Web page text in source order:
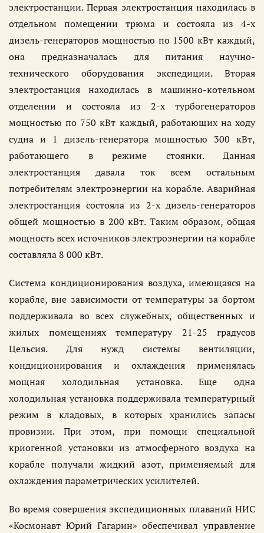
электростанции. Первая электростанция находилась в
отдельном помещении трюма и состояла из 4-х
дизель-генераторов мощностью по 1500 кВт каждый,
она предназначалась для питания научно-
технического оборудования экспедиции. Вторая
электростанция находилась в машинно-котельном
отделении и состояла из 2-х турбогенераторов
мощностью по 750 кВт каждый, работающих на ходу
судна и 1 дизель-генератора мощностью 300 кВт,
работающего в режиме стоянки. Данная
электростанция давала ток всем остальным
потребителям электроэнергии на корабле. Аварийная
электростанция состояла из 2-х дизель-генераторов
общей мощностью в 200 кВт. Таким образом, общая
мощность всех источников электроэнергии на корабле
составляла 8 000 кВт.
Система кондиционирования воздуха, имеющаяся на
корабле, вне зависимости от температуры за бортом
поддерживала во всех служебных, общественных и
жилых помещениях температуру 21-25 градусов
Цельсия. Для нужд системы вентиляции,
кондиционирования и охлаждения применялась
мощная холодильная установка. Еще одна
холодильная установка поддерживала температурный
режим в кладовых, в которых хранились запасы
провизии. При этом, при помощи специальной
криогенной установки из атмосферного воздуха на
корабле получали жидкий азот, применяемый для
охлаждения параметрических усилителей.
Во время совершения экспедиционных плаваний НИС
«Космонавт Юрий Гагарин» обеспечивал управление